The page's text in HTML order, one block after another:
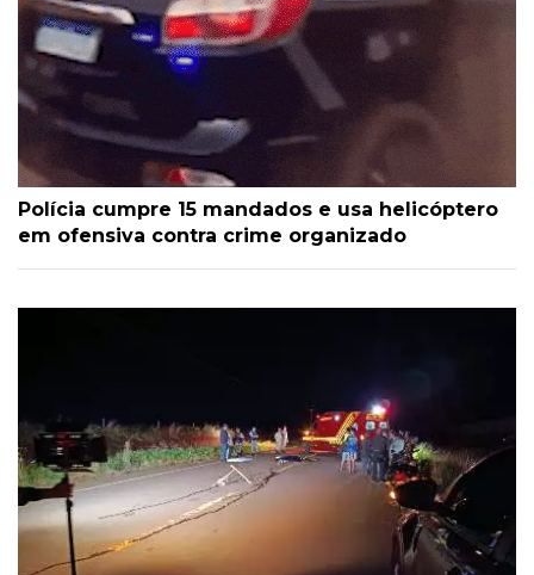
Polícia cumpre 15 mandados e usa helicóptero
em ofensiva contra crime organizado